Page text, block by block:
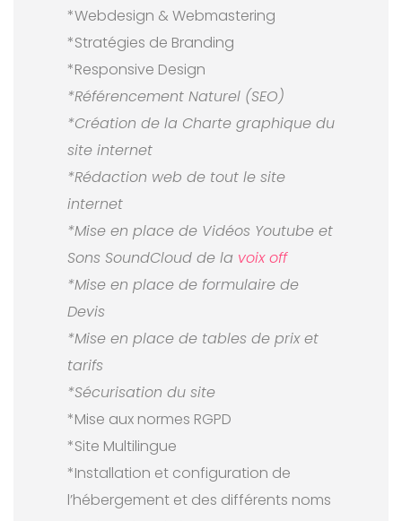
*Webdesign & Webmastering
*Stratégies de Branding
*Responsive Design
*Référencement Naturel (SEO)
*Création de la Charte graphique du
site internet
*Rédaction web de tout le site
internet
*Mise en place de Vidéos Youtube et
Sons SoundCloud de la voix off
*Mise en place de formulaire de
Devis
*Mise en place de tables de prix et
tarifs
*Sécurisation du site
*Mise aux normes RGPD
*Site Multilingue
*Installation et configuration de
l’hébergement et des différents noms